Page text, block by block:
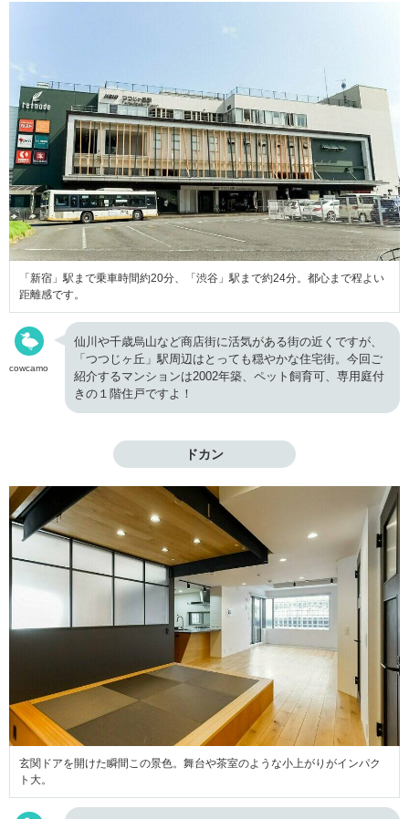
「新宿」駅まで乗車時間約20分、「渋谷」駅まで約24分。都心まで程よい
距離感です。
cowcamo
仙川や千歳烏山など商店街に活気がある街の近くですが、
「つつじヶ丘」駅周辺はとっても穏やかな住宅街。今回ご
紹介するマンションは2002年築、ペット飼育可、専用庭付
きの１階住戸ですよ！
ドカン
玄関ドアを開けた瞬間この景色。舞台や茶室のような小上がりがインパク
ト大。